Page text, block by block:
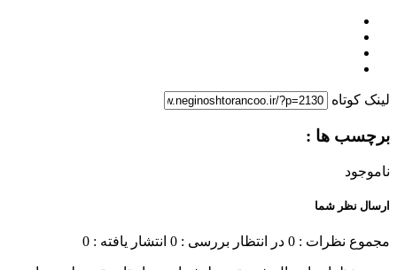
لینک کوتاه
برچسب ها :
ناموجود
ارسال نظر شما
مجموع نظرات : 0 در انتظار بررسی : 0 انتشار یافته : 0